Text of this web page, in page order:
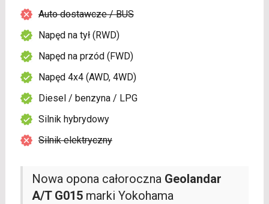
Nowa opona całoroczna Geolandar
A/T G015marki Yokohama
Auto dostawcze / BUS
Napęd na tył (RWD)
Napęd na przód (FWD)
Napęd 4x4 (AWD, 4WD)
Diesel / benzyna / LPG
Silnik hybrydowy
Silnik elektryczny